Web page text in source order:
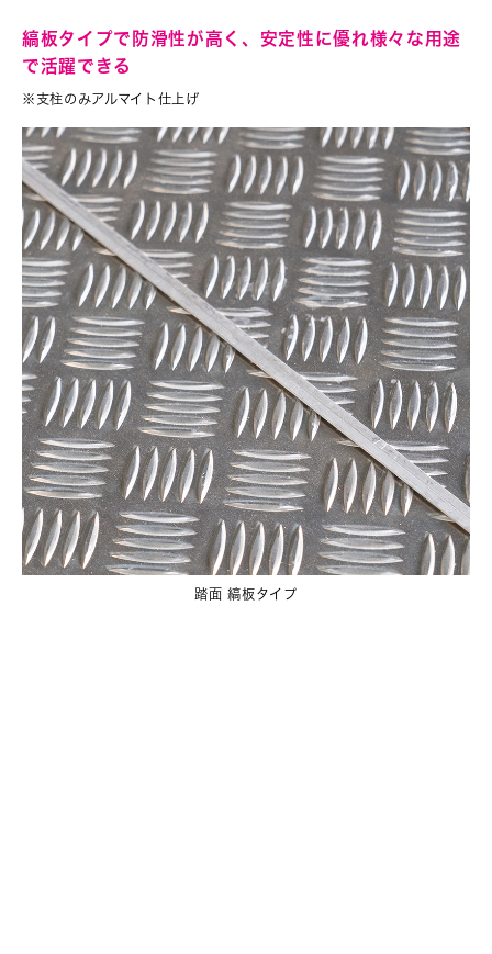
縞板タイプで防滑性が高く、安定性に優れ様々な用途
で活躍できる
※支柱のみアルマイト仕上げ
踏面 縞板タイプ